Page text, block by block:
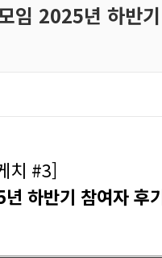
임 2025년 하반
치 #3]
하반기 참여자 후